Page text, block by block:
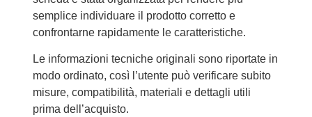
semplice individuare il prodotto corretto e
confrontarne rapidamente le caratteristiche.
Le informazioni tecniche originali sono riportate in
modo ordinato, così l’utente può verificare subito
misure, compatibilità, materiali e dettagli utili
prima dell’acquisto.